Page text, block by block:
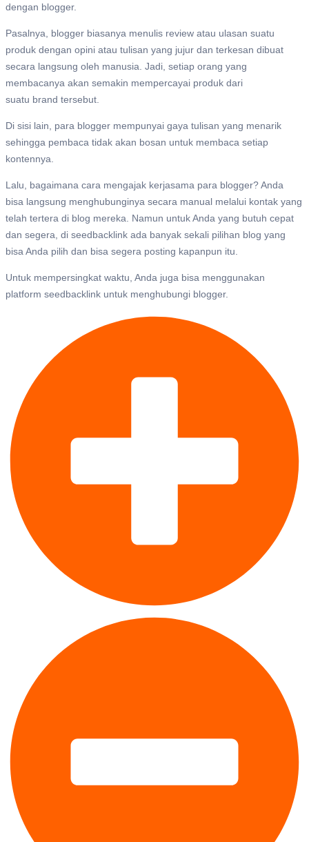
dengan blogger.
Pasalnya, blogger biasanya menulis review atau ulasan suatu
produk dengan opini atau tulisan yang jujur dan terkesan dibuat
secara langsung oleh manusia. Jadi, setiap orang yang
membacanya akan semakin mempercayai produk dari
suatu brand tersebut.
Di sisi lain, para blogger mempunyai gaya tulisan yang menarik
sehingga pembaca tidak akan bosan untuk membaca setiap
kontennya.
Lalu, bagaimana cara mengajak kerjasama para blogger? Anda
bisa langsung menghubunginya secara manual melalui kontak yang
telah tertera di blog mereka. Namun untuk Anda yang butuh cepat
dan segera, di seedbacklink ada banyak sekali pilihan blog yang
bisa Anda pilih dan bisa segera posting kapanpun itu.
Untuk mempersingkat waktu, Anda juga bisa menggunakan
platform seedbacklink untuk menghubungi blogger.